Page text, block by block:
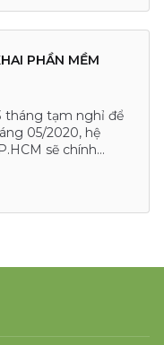
PHẦN MỀM
tháng tạm nghỉ để
05/2020, hệ
sẽ chính